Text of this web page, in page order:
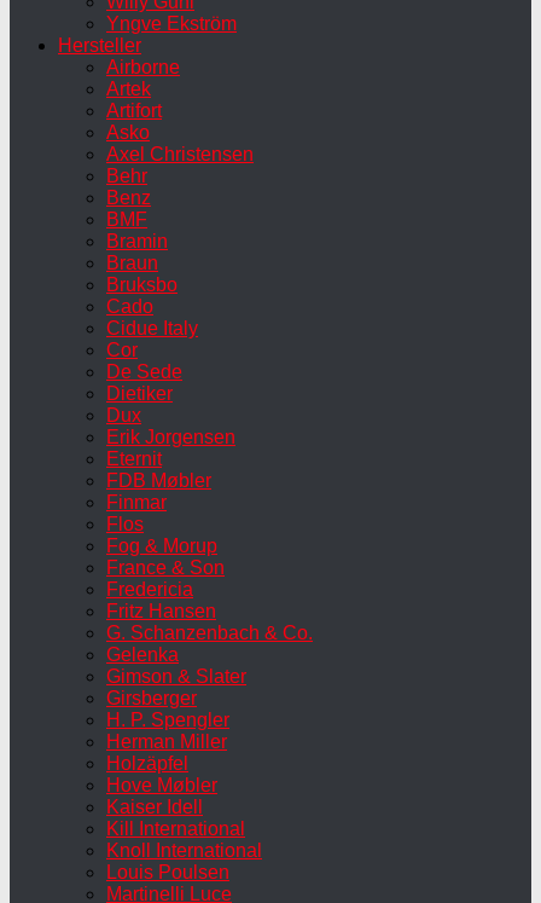
Yngve Ekström
Hersteller
Airborne
Artek
Artifort
Asko
Axel Christensen
Behr
Benz
BMF
Bramin
Braun
Bruksbo
Cado
Cidue Italy
Cor
De Sede
Dietiker
Dux
Erik Jorgensen
Eternit
FDB Møbler
Finmar
Flos
Fog & Morup
France & Son
Fredericia
Fritz Hansen
G. Schanzenbach & Co.
Gelenka
Gimson & Slater
Girsberger
H. P. Spengler
Herman Miller
Holzäpfel
Hove Møbler
Kaiser Idell
Kill International
Knoll International
Louis Poulsen
Martinelli Luce